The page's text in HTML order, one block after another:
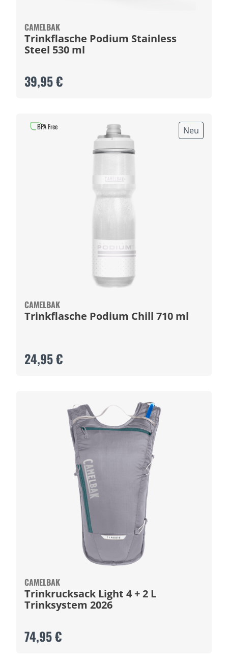
CAMELBAK
Trinkflasche Podium Stainless
Steel 530 ml
39,95 €
Neu
CAMELBAK
Trinkflasche Podium Chill 710 ml
24,95 €
BPA Free
CAMELBAK
Trinkrucksack Light 4 + 2 L
Trinksystem 2026
74,95 €